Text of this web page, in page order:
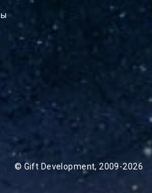
© Gift Development, 2009-2026